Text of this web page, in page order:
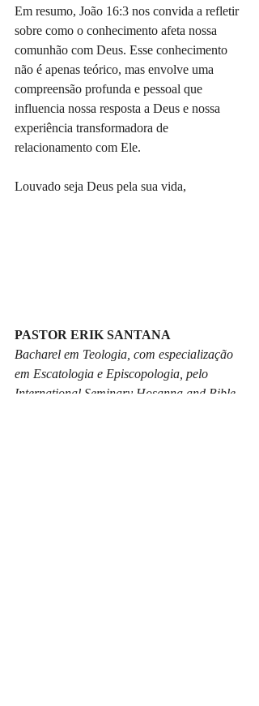
Em resumo, João 16:3 nos convida a refletir
sobre como o conhecimento afeta nossa
comunhão com Deus. Esse conhecimento
não é apenas teórico, mas envolve uma
compreensão profunda e pessoal que
influencia nossa resposta a Deus e nossa
experiência transformadora de
relacionamento com Ele.
Louvado seja Deus pela sua vida,
PASTOR ERIK SANTANA
Bacharel em Teologia, com especialização
em Escatologia e Episcopologia, pelo
International Seminary Hosanna and Bible